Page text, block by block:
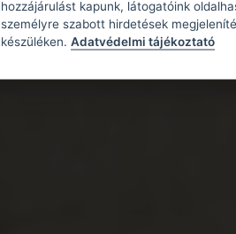
hozzájárulást kapunk, látogatóink
személyre szabott hirdetések
készüléken. Adatvédelmi tájékoztató